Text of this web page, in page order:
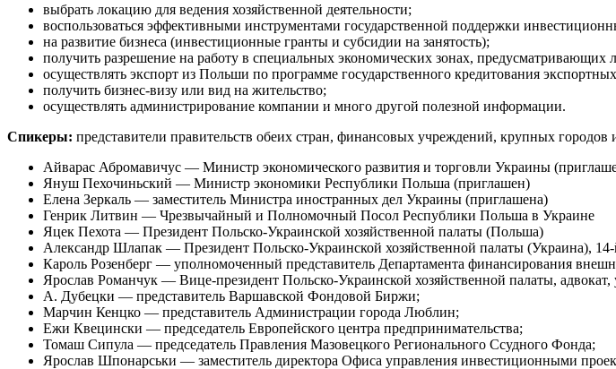
выбрать локацию для ведения хозяйственной деятельности;
воспользоваться эффективными инструментами государственной поддержки
на развитие бизнеса (инвестиционные гранты и субсидии на занятость);
получить разрешение на работу в специальных экономических зонах,
осуществлять экспорт из Польши по программе государственного кредитования
получить бизнес-визу или вид на жительство;
осуществлять администрирование компании и много другой полезной информации.
Спикеры: представители правительств обеих стран, финансовых учреждений, крупных
Айварас Абромавичус — Министр экономического развития и торговли Украины
Януш Пехочиньский — Министр экономики Республики Польша (приглашен)
Елена Зеркаль — заместитель Министра иностранных дел Украины (приглашена)
Генрик Литвин — Чрезвычайный и Полномочный Посол Республики Польша в Украине
Яцек Пехота — Президент Польско-Украинской хозяйственной палаты (Польша)
Александр Шлапак — Президент Польско-Украинской хозяйственной палаты (Украина),
Кароль Розенберг — уполномоченный представитель Департамента финансирования
Ярослав Романчук — Вице-президент Польско-Украинской хозяйственной палаты,
А. Дубецки — представитель Варшавской Фондовой Биржи;
Марчин Кенцко — представитель Администрации города Люблин;
Ежи Квецински — председатель Европейского центра предпринимательства;
Томаш Сипула — председатель Правления Мазовецкого Регионального Ссудного Фонда;
Ярослав Шпонарськи — заместитель директора Офиса управления инвестиционными